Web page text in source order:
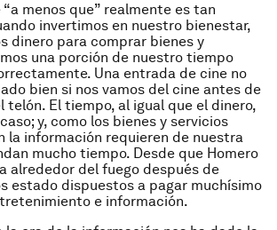
“a menos que” realmente es tan
invertimos en nuestro bienestar,
dinero para comprar bienes y
una porción de nuestro tiempo
Una entrada de cine no
bien si nos vamos del cine antes de
telón. El tiempo, al igual que el dinero,
y, como los bienes y servicios
la información requieren de nuestra
mucho tiempo. Desde que Homero
alrededor del fuego después de
estado dispuestos a pagar muchísimo
e información.